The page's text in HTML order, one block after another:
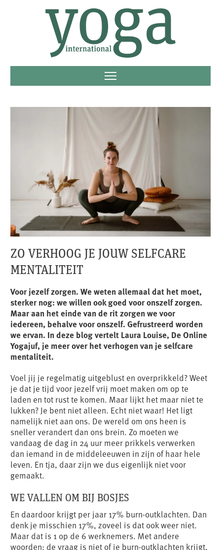
ZO VERHOOG JE JOUW SELFCARE
MENTALITEIT
Voor jezelf zorgen. We weten allemaal dat het moet,
sterker nog: we willen ook goed voor onszelf zorgen.
Maar aan het einde van de rit zorgen we voor
iedereen, behalve voor onszelf. Gefrustreerd worden
we ervan. In deze blog vertelt Laura Louise, De Online
Yogajuf, je meer over het verhogen van je selfcare
mentaliteit.
Voel jij je regelmatig uitgeblust en overprikkeld? Weet
je dat je tijd voor jezelf vrij moet maken om op te
laden en tot rust te komen. Maar lijkt het maar niet te
lukken? Je bent niet alleen. Echt niet waar! Het ligt
namelijk niet aan ons. De wereld om ons heen is
sneller verandert dan ons brein. Zo moeten we
vandaag de dag in 24 uur meer prikkels verwerken
dan iemand in de middeleeuwen in zijn of haar hele
leven. En tja, daar zijn we dus eigenlijk niet voor
gemaakt.
WE VALLEN OM BIJ BOSJES
En daardoor krijgt per jaar 17% burn-outklachten. Dan
denk je misschien 17%, zoveel is dat ook weer niet.
Maar dat is 1 op de 6 werknemers. Met andere
woorden: de vraag is niet of je burn-outklachten krijgt,